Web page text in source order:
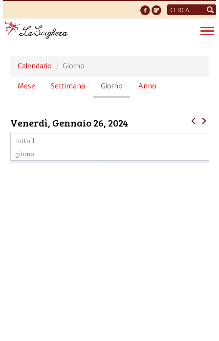
Form
di
ricerca
Calendario Giorno
Schede
Mese Settimana Giorno (scheda
attiva)
Anno
Venerdì, Gennaio 26, 2024
Tutto il
giorno